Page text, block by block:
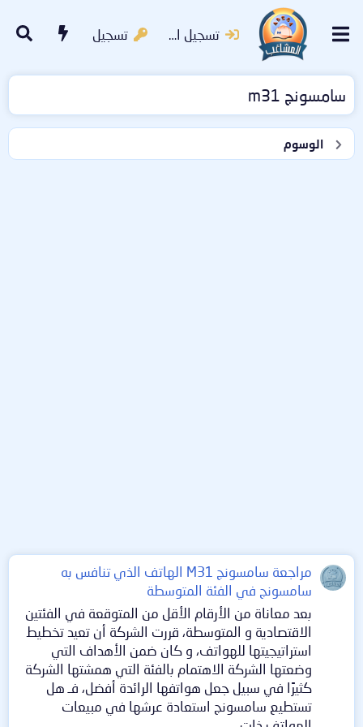
تسجيل الدخول تسجيل
سامسونج m31
الوسوم
مراجعة سامسونج M31 الهاتف الذي تنافس به
سامسونج في الفئة المتوسطة
بعد معاناة من الأرقام الأقل من المتوقعة في الفئتين
الاقتصادية و المتوسطة، قررت الشركة أن تعيد تخطيط
استراتيجيتها للهواتف، و كان ضمن الأهداف التي
وضعتها الشركة الاهتمام بالفئة التي همشتها الشركة
كثيرًا في سبيل جعل هواتفها الرائدة أفضل، فـ هل
تستطيع سامسونج استعادة عرشها في مبيعات